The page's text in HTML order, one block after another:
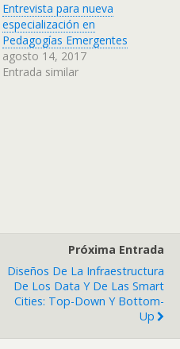
Entrevista para nueva
especialización en
Pedagogías Emergentes
agosto 14, 2017
Entrada similar
Próxima Entrada
Diseños De La Infraestructura
De Los Data Y De Las Smart
Cities: Top-Down Y Bottom-
Up